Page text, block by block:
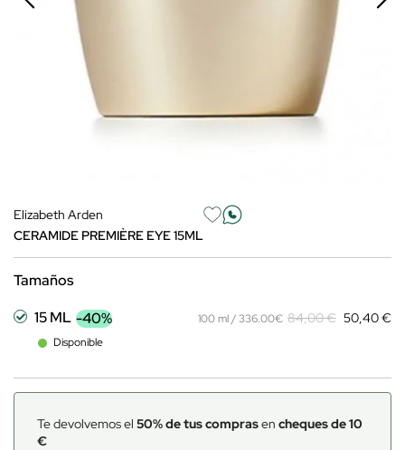
Elizabeth Arden
CERAMIDE PREMIÈRE EYE 15ML
Tamaños
15 ML -40%
Disponible
100 ml / 336.00€ 84,00 € 50,40 €
Te devolvemos el 50% de tus comprasen cheques de 10
€